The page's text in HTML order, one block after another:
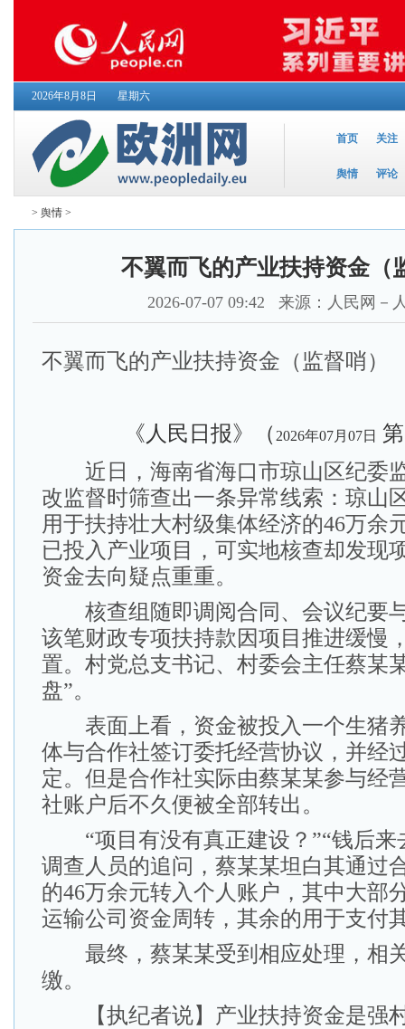
2026年8月8日 星期六
首页 关注
舆情 评论
> 舆情 >
不翼而飞的产业扶持资金（
2026-07-07 09:42 来源：人民网－
不翼而飞的产业扶持资金（监督哨）
《人民日报》（ 2026年07月07日
近日，海南省海口市琼山区纪委
改监督时筛查出一条异常线索：琼山
用于扶持壮大村级集体经济的46万余
已投入产业项目，可实地核查却发现
资金去向疑点重重。
核查组随即调阅合同、会议纪要
该笔财政专项扶持款因项目推进缓慢
置。村党总支书记、村委会主任蔡某
盘”。
表面上看，资金被投入一个生猪
体与合作社签订委托经营协议，并经
定。但是合作社实际由蔡某某参与经
社账户后不久便被全部转出。
“项目有没有真正建设？”“钱后来
调查人员的追问，蔡某某坦白其通过
的46万余元转入个人账户，其中大部
运输公司资金周转，其余的用于支付
最终，蔡某某受到相应处理，相
缴。
【执纪者说】产业扶持资金是强